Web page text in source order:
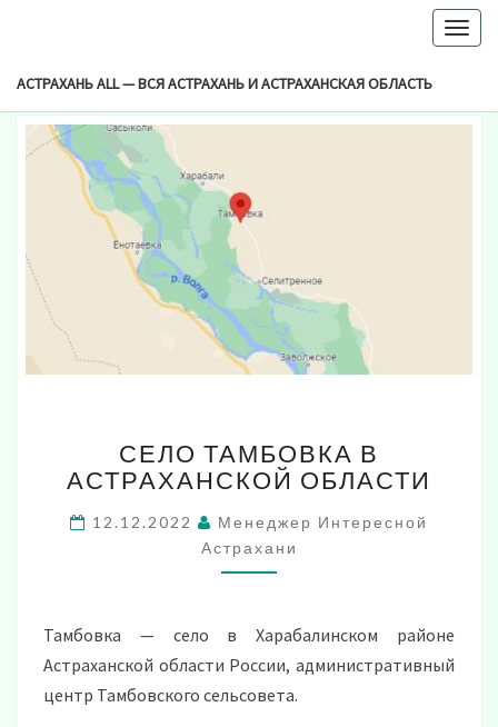
АСТРАХАНЬ ALL — ВСЯ АСТРАХАНЬ И АСТРАХАНСКАЯ ОБЛАСТЬ
Метка:Село Тамбовка
ТАМБОВКА
В
ОБЛАСТИ
СЕЛО ТАМБОВКА В
АСТРАХАНСКОЙ ОБЛАСТИ
12.12.2022
Менеджер Интересной
Астрахани
Тамбовка — село в Харабалинском районе
Астраханской области России, административный
центр Тамбовского сельсовета.